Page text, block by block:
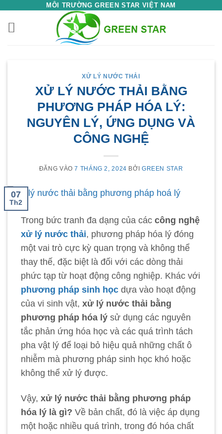
qua
nội
MÔI TRƯỜNG GREEN STAR VIỆT NAM
XỬ LÝ NƯỚC THẢI
XỬ LÝ NƯỚC THẢI BẰNG
PHƯƠNG PHÁP HÓA LÝ:
NGUYÊN LÝ, ỨNG DỤNG VÀ
CÔNG NGHỆ
ĐĂNG VÀO7 THÁNG 2, 2024 BỞI GREEN STAR
07
Th2
Trong bức tranh đa dạng của các công nghệ
xử lý nước thải, phương pháp hóa lý đóng
một vai trò cực kỳ quan trọng và không thể
thay thế, đặc biệt là đối với các dòng thải
phức tạp từ hoạt động công nghiệp. Khác với
phương pháp sinh họcdựa vào hoạt động
của vi sinh vật, xử lý nước thải bằng
phương pháp hóa lýsử dụng các nguyên
tắc phản ứng hóa học và các quá trình tách
pha vật lý để loại bỏ hiệu quả những chất ô
nhiễm mà phương pháp sinh học khó hoặc
không thể xử lý được.
Vậy, xử lý nước thải bằng phương pháp
hóa lý là gì? Về bản chất, đó là việc áp dụng
một hoặc nhiều quá trình, trong đó hóa chất